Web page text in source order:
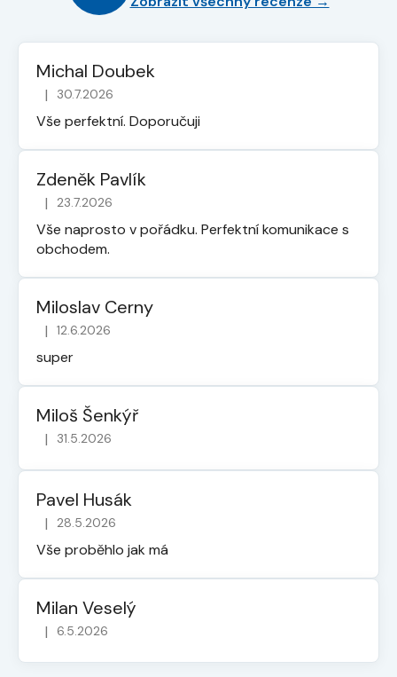
Michal Doubek
Hodnocení obchodu je 5 z 5 hvězdiček.
| 30.7.2026
Vše perfektní. Doporučuji
Zdeněk Pavlík
Hodnocení obchodu je 5 z 5 hvězdiček.
| 23.7.2026
Vše naprosto v pořádku. Perfektní komunikace s
obchodem.
Miloslav Cerny
Hodnocení obchodu je 5 z 5 hvězdiček.
| 12.6.2026
super
Miloš Šenkýř
Hodnocení obchodu je 5 z 5 hvězdiček.
| 31.5.2026
Pavel Husák
Hodnocení obchodu je 5 z 5 hvězdiček.
| 28.5.2026
Vše proběhlo jak má
Milan Veselý
Hodnocení obchodu je 5 z 5 hvězdiček.
| 6.5.2026